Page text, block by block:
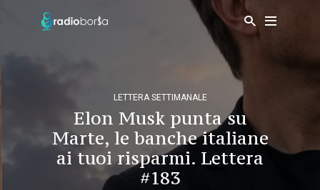
LETTERA SETTIMANALE
Elon Musk punta su
Marte, le banche italiane
ai tuoi risparmi. Lettera
#183